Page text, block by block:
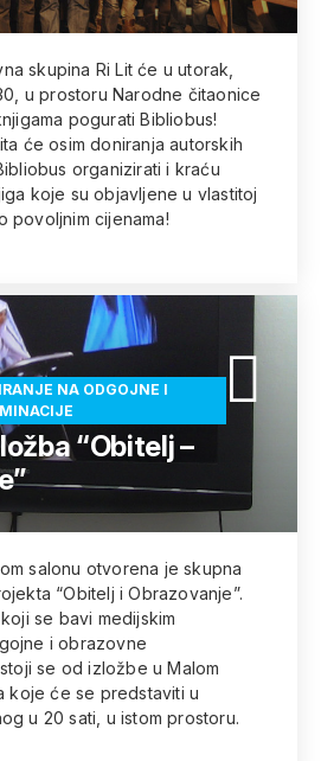
skupina Ri Lit će u utorak,
u prostoru Narodne čitaonice
pogurati Bibliobus!
će osim doniranja autorskih
organizirati i kraću
koje su objavljene u vlastitoj
povoljnim cijenama!
NA ODGOJNE I
“Obitelj –
salonu otvorena je skupna
“Obitelj i Obrazovanje”.
se bavi medijskim
i obrazovne
se od izložbe u Malom
koje će se predstaviti u
u 20 sati, u istom prostoru.